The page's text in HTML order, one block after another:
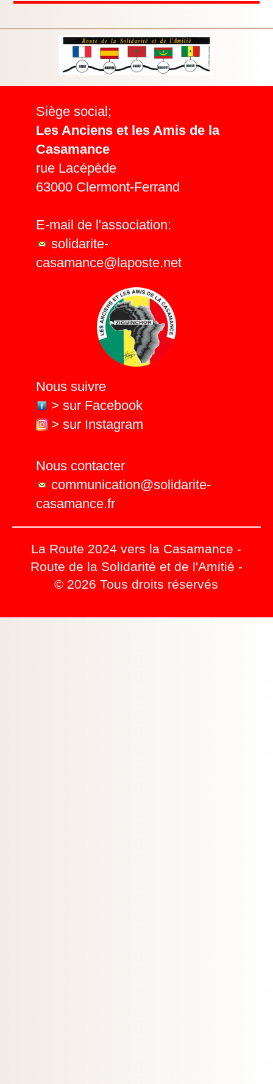
Siège social;
Les Anciens et les Amis de la
Casamance
rue Lacépède
63000 Clermont-Ferrand
E-mail de l'association:
solidarite-
casamance@laposte.net
Nous suivre
> sur Facebook
> sur Instagram
Nous contacter
communication@solidarite-
casamance.fr
La Route 2024 vers la Casamance -
Route de la Solidarité et de l'Amitié -
© 2026 Tous droits réservés